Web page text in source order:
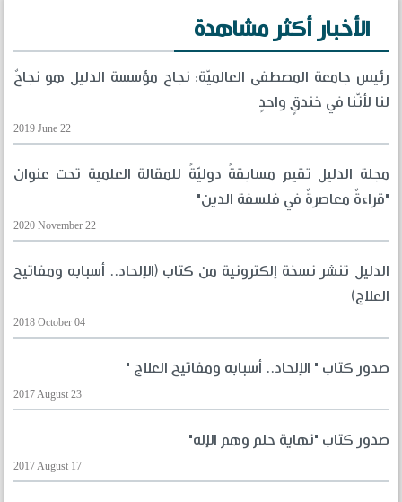
الأخبار أكثر مشاهدة
رئيس جامعة المصطفى العالميّة: نجاح مؤسسة الدليل هو نجاحٌ
لنا لأنّنا في خندقٍ واحدٍ
2019 June 22
مجلة الدليل تقيم مسابقةً دوليّةً للمقالة العلمية تحت عنوان
"قراءةٌ معاصرةٌ في فلسفة الدين"
2020 November 22
الدليل تنشر نسخة إلكترونية من كتاب (الإلحاد.. أسبابه ومفاتيح
العلاج)
2018 October 04
صدور كتاب " الإلحاد.. أسبابه ومفاتيح العلاج "
2017 August 23
صدور كتاب "نهاية حلم وهم الإله"
2017 August 17